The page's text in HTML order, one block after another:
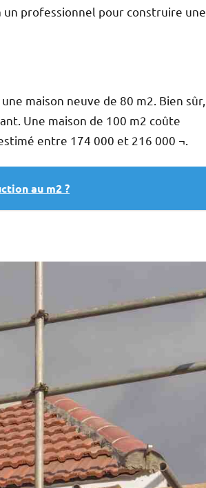
professionnel pour construire une
maison neuve de 80 m2. Bien sûr,
Une maison de 100 m2 coûte
entre 174 000 et 216 000 ¬.
au m2 ?